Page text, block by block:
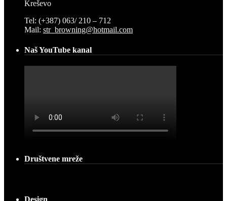
Kreševo
Tel: (+387) 063/ 210 – 712
Mail: str_browning@hotmail.com
Naš YouTube kanal
Društvene mreže
Design